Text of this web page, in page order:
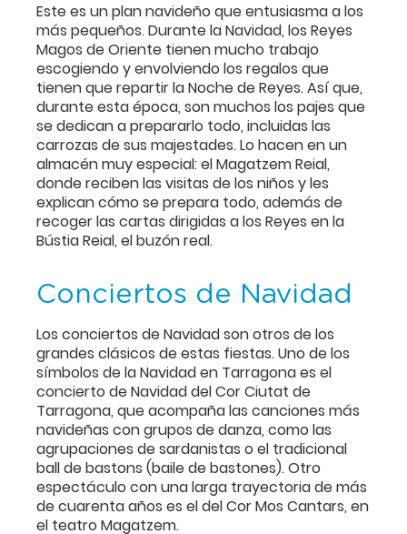
Este es un plan navideño que entusiasma a los
más pequeños. Durante la Navidad, los Reyes
Magos de Oriente tienen mucho trabajo
escogiendo y envolviendo los regalos que
tienen que repartir la Noche de Reyes. Así que,
durante esta época, son muchos los pajes que
se dedican a prepararlo todo, incluidas las
carrozas de sus majestades. Lo hacen en un
almacén muy especial: el Magatzem Reial,
donde reciben las visitas de los niños y les
explican cómo se prepara todo, además de
recoger las cartas dirigidas a los Reyes en la
Bústia Reial, el buzón real.
Conciertos de Navidad
Los conciertos de Navidad son otros de los
grandes clásicos de estas fiestas. Uno de los
símbolos de la Navidad en Tarragona es el
concierto de Navidad del Cor Ciutat de
Tarragona, que acompaña las canciones más
navideñas con grupos de danza, como las
agrupaciones de sardanistas o el tradicional
ball de bastons (baile de bastones). Otro
espectáculo con una larga trayectoria de más
de cuarenta años es el del Cor Mos Cantars, en
el teatro Magatzem.